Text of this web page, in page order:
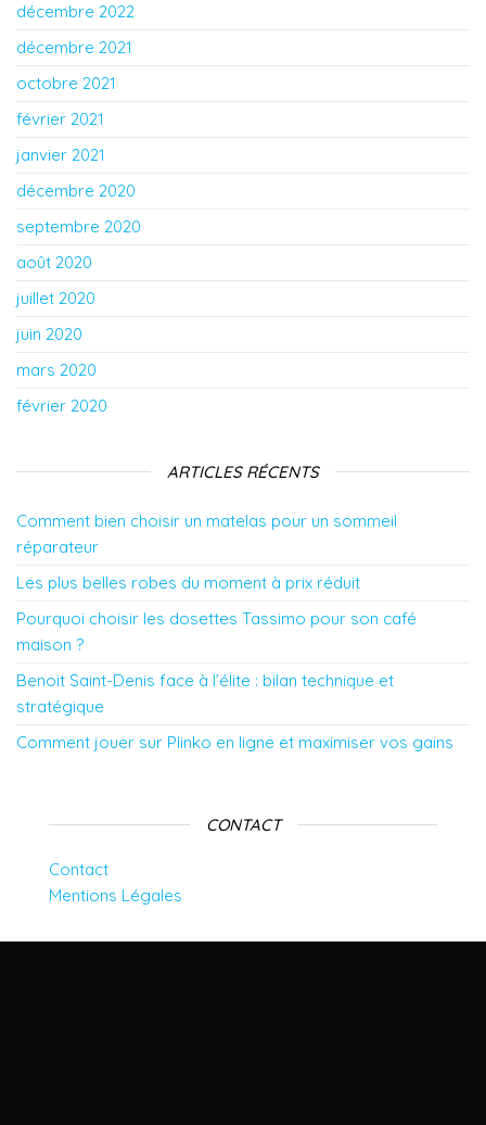
décembre 2022
décembre 2021
octobre 2021
février 2021
janvier 2021
décembre 2020
septembre 2020
août 2020
juillet 2020
juin 2020
mars 2020
février 2020
ARTICLES RÉCENTS
Comment bien choisir un matelas pour un sommeil
réparateur
Les plus belles robes du moment à prix réduit
Pourquoi choisir les dosettes Tassimo pour son café
maison ?
Benoit Saint-Denis face à l’élite : bilan technique et
stratégique
Comment jouer sur Plinko en ligne et maximiser vos gains
CONTACT
Contact
Mentions Légales